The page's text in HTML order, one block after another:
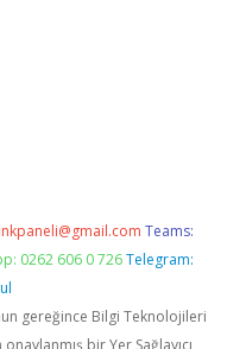
Teams:
0262 606 0 726 Telegram:
gereğince Bilgi Teknolojileri
bir Yer Sağlayıcı